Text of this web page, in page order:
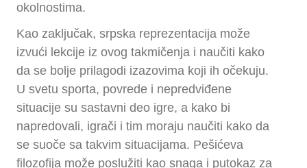
okolnostima.
Kao zaključak, srpska reprezentacija može
izvući lekcije iz ovog takmičenja i naučiti kako
da se bolje prilagodi izazovima koji ih očekuju.
U svetu sporta, povrede i nepredviđene
situacije su sastavni deo igre, a kako bi
napredovali, igrači i tim moraju naučiti kako da
se suoče sa takvim situacijama. Pešićeva
filozofija može poslužiti kao snaga i putokaz za